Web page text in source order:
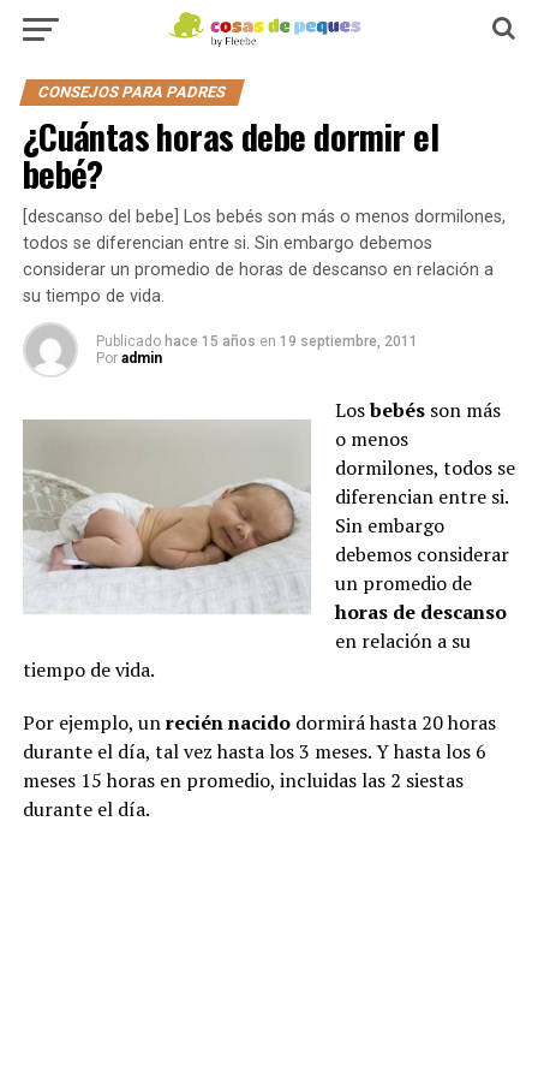
CONSEJOS PARA PADRES
¿Cuántas horas debe dormir el
bebé?
[descanso del bebe] Los bebés son más o menos dormilones,
todos se diferencian entre si. Sin embargo debemos
considerar un promedio de horas de descanso en relación a
su tiempo de vida.
Publicado hace 15 años en 19 septiembre, 2011
Por admin
Losbebés son más
o menos
dormilones, todos se
diferencian entre si.
Sin embargo
debemos considerar
un promedio de
horas de descanso
en relación a su
tiempo de vida.
Por ejemplo, unrecién nacidodormirá hasta 20 horas
durante el día, tal vez hasta los 3 meses. Y hasta los 6
meses 15 horas en promedio, incluidas las 2 siestas
durante el día.